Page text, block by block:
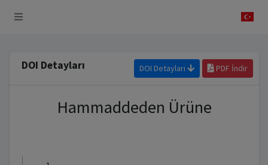
DOI Detayları DOI Detayları PDF İndir
Hammaddeden Ürüne